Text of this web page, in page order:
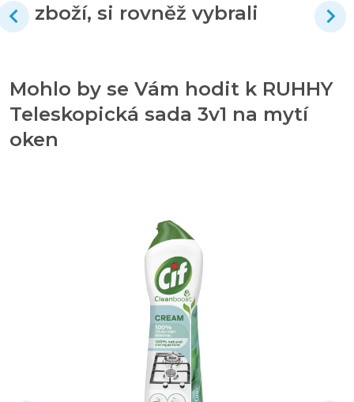
zboží, si rovněž vybrali
Mohlo by se Vám hodit k RUHHY
Teleskopická sada 3v1 na mytí
oken